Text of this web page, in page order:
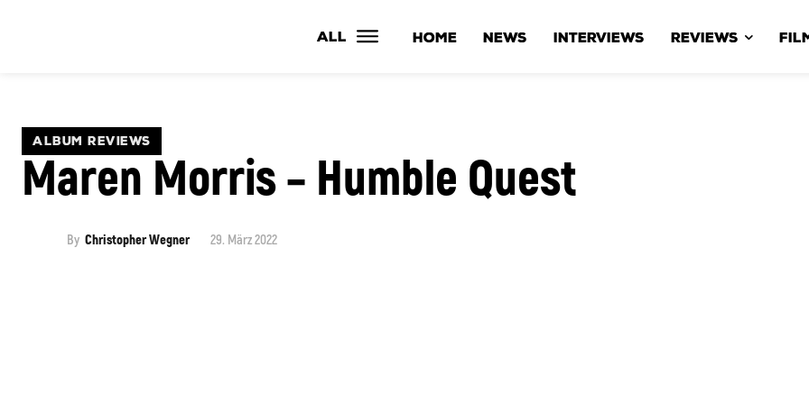
ALL HOME NEWS INTERVIEWS REVIEWS
ALBUM REVIEWS
Maren Morris – Humble Quest
By Christopher Wegner 29. März 2022